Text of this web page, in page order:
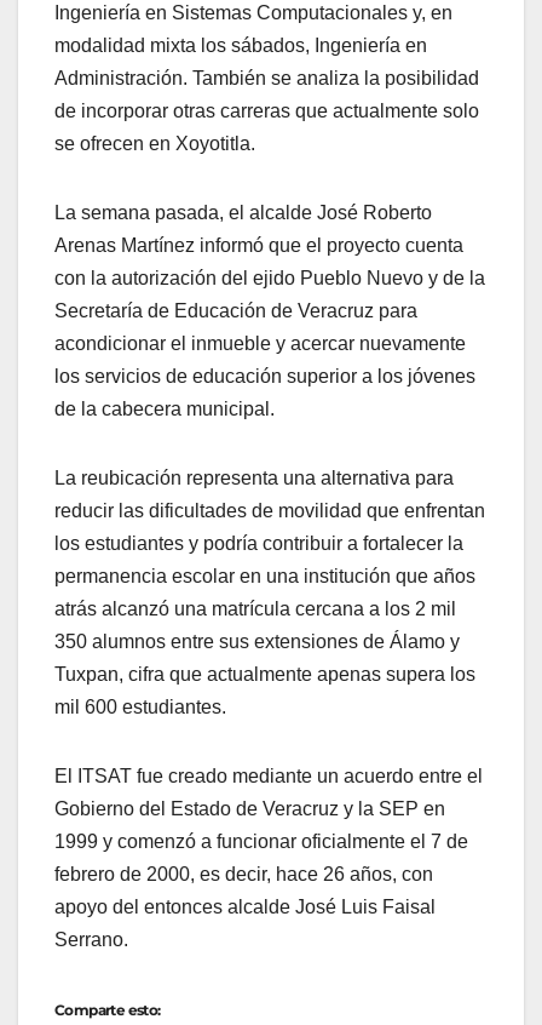
Ingeniería en Sistemas Computacionales y, en
modalidad mixta los sábados, Ingeniería en
Administración. También se analiza la posibilidad
de incorporar otras carreras que actualmente solo
se ofrecen en Xoyotitla.
La semana pasada, el alcalde José Roberto
Arenas Martínez informó que el proyecto cuenta
con la autorización del ejido Pueblo Nuevo y de la
Secretaría de Educación de Veracruz para
acondicionar el inmueble y acercar nuevamente
los servicios de educación superior a los jóvenes
de la cabecera municipal.
La reubicación representa una alternativa para
reducir las dificultades de movilidad que enfrentan
los estudiantes y podría contribuir a fortalecer la
permanencia escolar en una institución que años
atrás alcanzó una matrícula cercana a los 2 mil
350 alumnos entre sus extensiones de Álamo y
Tuxpan, cifra que actualmente apenas supera los
mil 600 estudiantes.
El ITSAT fue creado mediante un acuerdo entre el
Gobierno del Estado de Veracruz y la SEP en
1999 y comenzó a funcionar oficialmente el 7 de
febrero de 2000, es decir, hace 26 años, con
apoyo del entonces alcalde José Luis Faisal
Serrano.
Comparte esto: